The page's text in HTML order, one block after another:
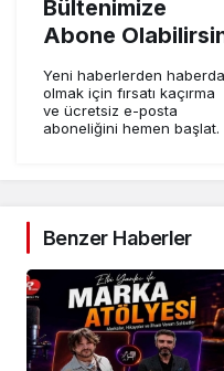
Bültenimize
Abone
Yeni haberlerden
olmak için fırsatı kaçırma
ve ücretsiz e-posta
aboneliğini hemen başlat.
Benzer Haberler